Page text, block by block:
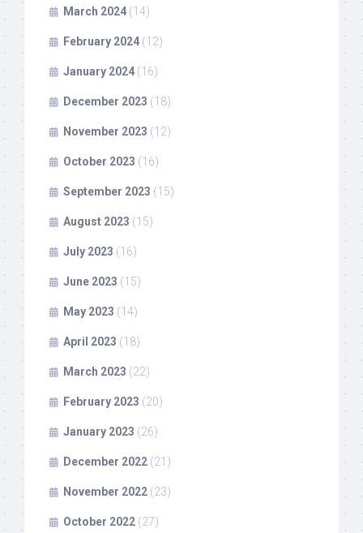
March 2024 (14)
February 2024 (12)
January 2024 (16)
December 2023 (18)
November 2023 (12)
October 2023 (16)
September 2023 (15)
August 2023 (15)
July 2023 (16)
June 2023 (15)
May 2023 (14)
April 2023 (18)
March 2023 (22)
February 2023 (20)
January 2023 (26)
December 2022 (21)
November 2022 (23)
October 2022 (27)